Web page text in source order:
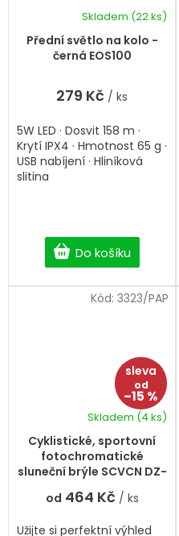
Přední světlo na kolo -
černá EOS100
Skladem (22 ks)
279 Kč / ks
Do košíku
5W LED · Dosvit 158 m ·
Krytí IPX4 · Hmotnost 65 g ·
USB nabíjení · Hliníková
slitina
od
–15 %
Cyklistické, sportovní
fotochromatické
sluneční brýle SCVCN DZ-
S1412-PH-RE-01
Skladem (4 ks)
od 464 Kč / ks
Užijte si perfektní výhled
Kód: 3323/PAP